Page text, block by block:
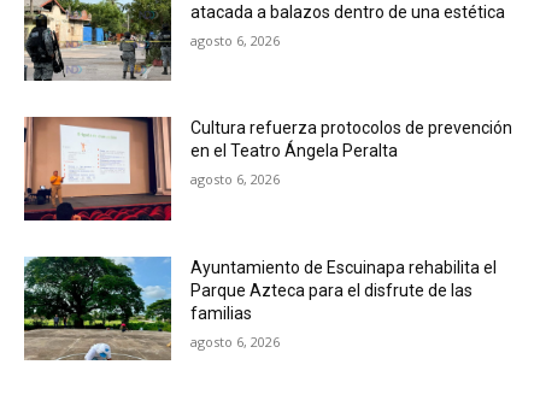
atacada a balazos dentro de una estética
agosto 6, 2026
Cultura refuerza protocolos de prevención
en el Teatro Ángela Peralta
agosto 6, 2026
Ayuntamiento de Escuinapa rehabilita el
Parque Azteca para el disfrute de las
familias
agosto 6, 2026